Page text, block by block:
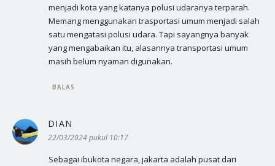
menjadi kota yang katanya polusi udaranya terparah.
Memang menggunakan trasportasi umum menjadi salah
satu mengatasi polusi udara. Tapi sayangnya banyak
yang mengabaikan itu, alasannya transportasi umum
masih belum nyaman digunakan.
BALAS
DIAN
22/03/2024 pukul 10:17
Sebagai ibukota negara, jakarta adalah pusat dari